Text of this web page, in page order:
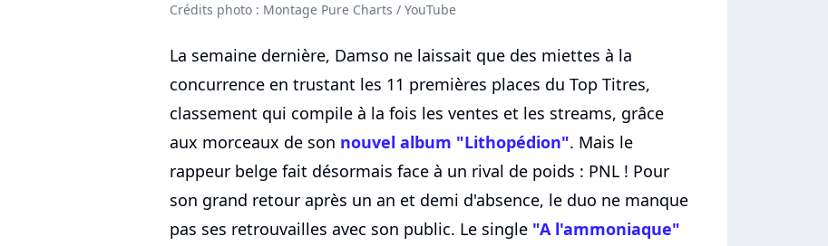
Crédits photo : Montage Pure Charts / YouTube
La semaine dernière, Damso ne laissait que des miettes à la
concurrence en trustant les 11 premières places du Top Titres,
classement qui compile à la fois les ventes et les streams, grâce
aux morceaux de son nouvel album "Lithopédion". Mais le
rappeur belge fait désormais face à un rival de poids : PNL ! Pour
son grand retour après un an et demi d'absence, le duo ne manque
pas ses retrouvailles avec son public. Le single "A l'ammoniaque"